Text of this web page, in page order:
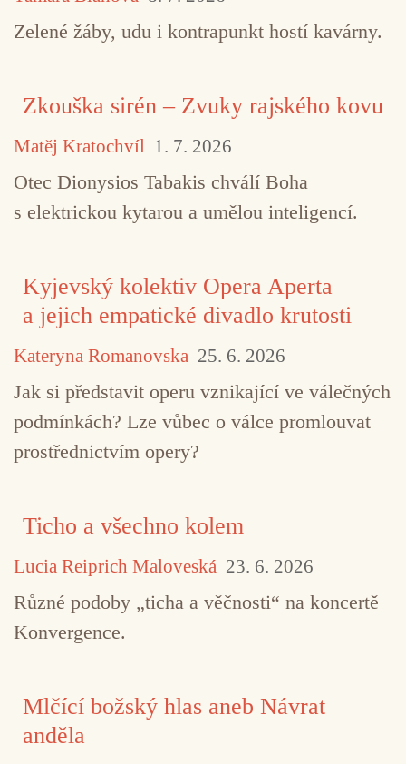
TAGY Aino Tytti field recordings
Ludvík Souček Touch
Zelené žáby, udu i kontrapunkt hostí kavárny.
Zkouška sirén – Zvuky rajského kovu
Matěj Kratochvíl 1. 7. 2026
Otec Dionysios Tabakis chválí Boha
s elektrickou kytarou a umělou inteligencí.
Kyjevský kolektiv Opera Aperta
a jejich empatické divadlo krutosti
Kateryna Romanovska 25. 6. 2026
Jak si představit operu vznikající ve válečných
podmínkách? Lze vůbec o válce promlouvat
prostřednictvím opery?
Ticho a všechno kolem
Lucia Reiprich Maloveská 23. 6. 2026
Různé podoby „ticha a věčnosti“ na koncertě
Konvergence.
Mlčící božský hlas aneb Návrat
anděla